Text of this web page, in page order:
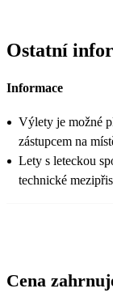
Ostatní
Informace
Výlety je možné
zástupcem na
Lety s leteckou
technické
Cena